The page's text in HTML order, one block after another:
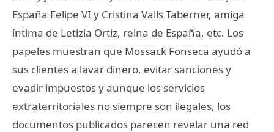
España Felipe VI y Cristina Valls Taberner, amiga
íntima de Letizia Ortiz, reina de España, etc. Los
papeles muestran que Mossack Fonseca ayudó a
sus clientes a lavar dinero, evitar sanciones y
evadir impuestos y aunque los servicios
extraterritoriales no siempre son ilegales, los
documentos publicados parecen revelar una red